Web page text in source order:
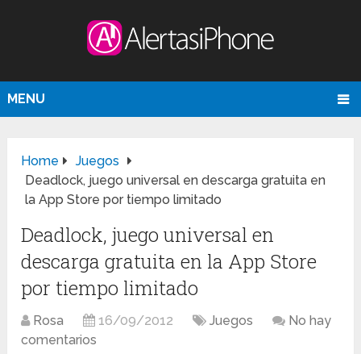
MENU
Home
Juegos
Deadlock, juego universal en descarga gratuita en
la App Store por tiempo limitado
Deadlock, juego universal en
descarga gratuita en la App Store
por tiempo limitado
Rosa 16/09/2012 Juegos
No hay
comentarios